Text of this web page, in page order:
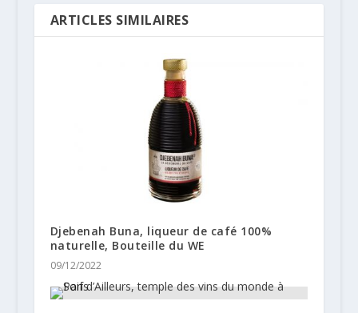
ARTICLES SIMILAIRES
Djebenah Buna, liqueur de café 100%
naturelle, Bouteille du WE
09/12/2022